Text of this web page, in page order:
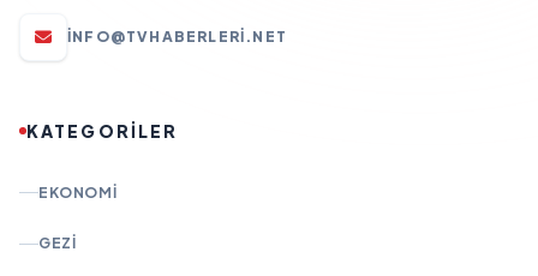
INFO@TVHABERLERI.NET
KATEGORİLER
EKONOMI
GEZI